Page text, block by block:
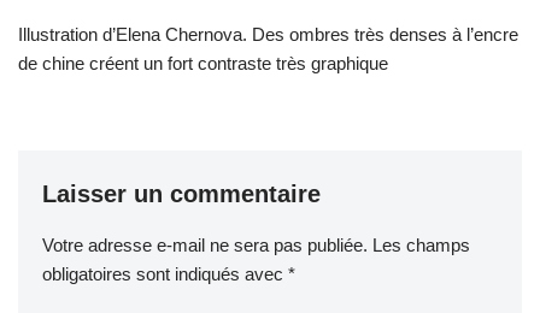
Illustration d’Elena Chernova. Des ombres très denses à l’encre
de chine créent un fort contraste très graphique
Laisser un commentaire
Votre adresse e-mail ne sera pas publiée. Les champs
obligatoires sont indiqués avec *